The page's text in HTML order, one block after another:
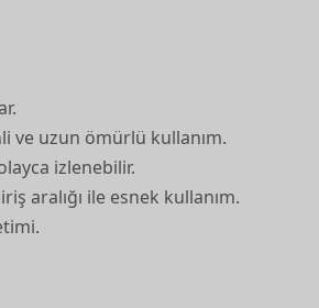
ve uzun ömürlü kullanım.
izlenebilir.
aralığı ile esnek kullanım.